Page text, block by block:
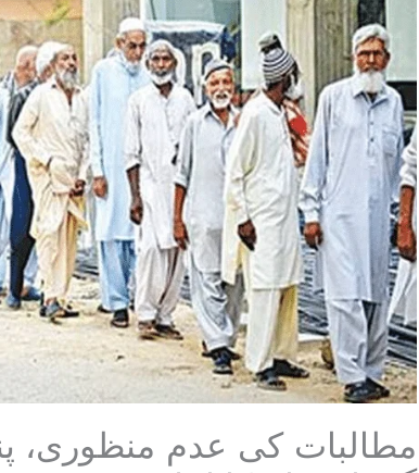
مطالبات کی عدم منظوری،